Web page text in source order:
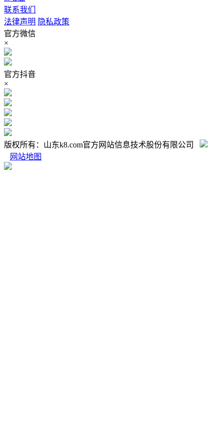
联系我们
法律声明 隐私政策
官方微信
×
官方抖音
×
版权所有：山东k8.com官方网站信息技术股份有限公司
网站地图